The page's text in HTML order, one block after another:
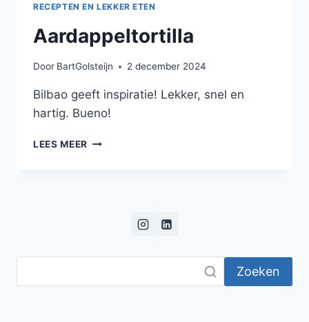
RECEPTEN EN LEKKER ETEN
Aardappeltortilla
Door BartGolsteijn 2 december 2024
Bilbao geeft inspiratie! Lekker, snel en
hartig. Bueno!
LEES MEER AARDAPPELTORTILLA
Zoeken